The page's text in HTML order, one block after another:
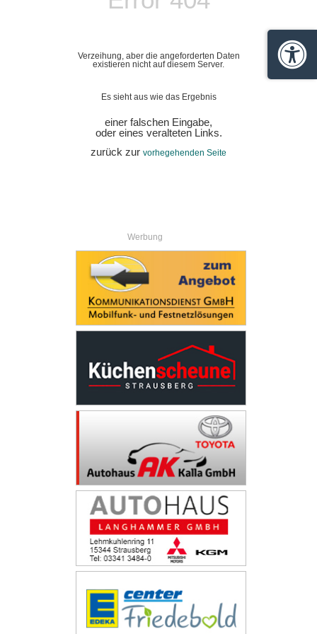
Verzeihung, aber die angeforderten Daten
existieren nicht auf diesem Server.
Es sieht aus wie das Ergebnis
einer falschen Eingabe,
oder eines veralteten Links.
zurück zur vorhegehenden Seite
Werbung